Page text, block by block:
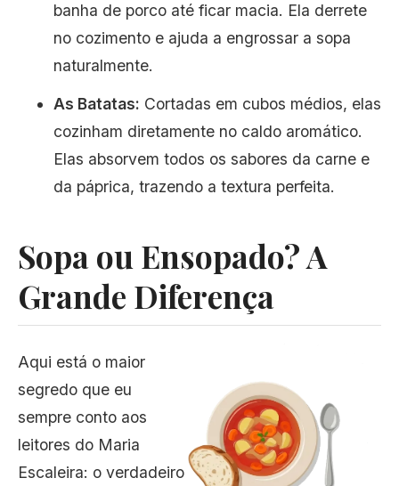
banha de porco até ficar macia. Ela derrete
no cozimento e ajuda a engrossar a sopa
naturalmente.
As Batatas: Cortadas em cubos médios, elas
cozinham diretamente no caldo aromático.
Elas absorvem todos os sabores da carne e
da páprica, trazendo a textura perfeita.
Sopa ou Ensopado? A
Grande Diferença
Aqui está o maior
segredo que eu
sempre conto aos
leitores do Maria
Escaleira: o verdadeiro